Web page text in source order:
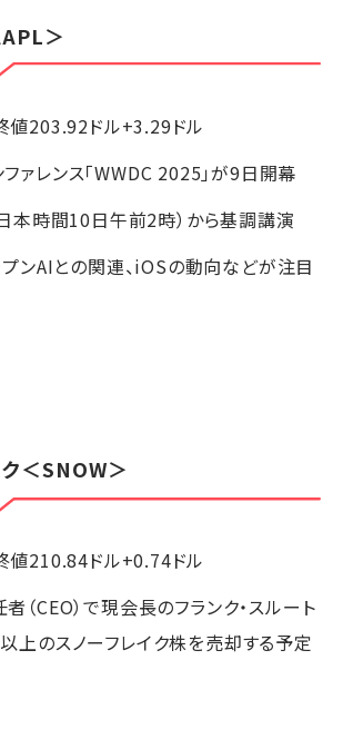
＞
値203.92ドル+3.29ドル
ァレンス「WWDC 2025」が9日開幕
本時間10日午前2時）から基調講演
ンAIとの関連、iOSの動向などが注目
＜SNOW＞
値210.84ドル+0.74ドル
（CEO）で現会長のフランク・スルート
上のスノーフレイク株を売却する予定